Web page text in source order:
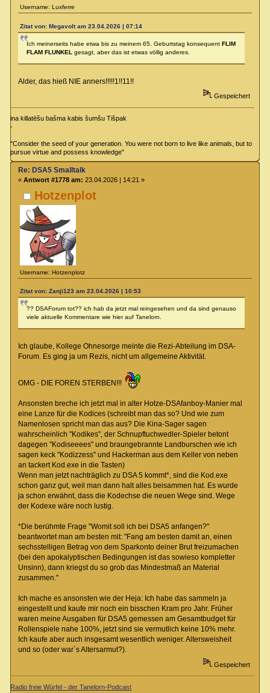
Username: Luxferre
Zitat von: Megavolt am 23.04.2026 | 07:14
Ich meinerseits habe etwa bis zu meinem 65. Geburtstag konsequent FLIM
FLAM FLUNKEL gesagt, aber das ist etwas völlig anderes.
Alder, das hieß NIE anners!!!!!1!!11!!
Gespeichert
ina killatēšu bašma kabis šumšu Tišpak
-
"Consider the seed of your generation. You were not born to live like animals, but to
pursue virtue and possess knowledge"
Hotzenplot
Username: Hotzenplotz
Re: DSA5 Smalltalk
« Antwort #1778 am: 23.04.2026 | 14:21 »
Zitat von: Zanji123 am 23.04.2026 | 10:53
?? DSAForum tot?? ich hab da jetzt mal reingesehen und da sind genauso
viele aktuelle Kommentare wie hier auf Tanelorn.
Ich glaube, Kollege Ohnesorge meinte die Rezi-Abteilung im DSA-
Forum. Es ging ja um Rezis, nicht um allgemeine Aktivität.
OMG - DIE FOREN STERBEN!!!
Ansonsten breche ich jetzt mal in alter Hotze-DSAfanboy-Manier mal
eine Lanze für die Kodices (schreibt man das so? Und wie zum
Namenlosen spricht man das aus? Die Kina-Sager sagen
wahrscheinlich "Kodikes", der Schnupftuchwedler-Spieler betont
dagegen "Kodiseeees" und braungebrannte Landburschen wie ich
sagen keck "Kodizzess" und Hackerman aus dem Keller von neben
an tackert Kod.exe in die Tasten)
Wenn man jetzt nachträglich zu DSA 5 kommt*, sind die Kod.exe
schon ganz gut, weil man dann halt alles beisammen hat. Es wurde
ja schon erwähnt, dass die Kodechse die neuen Wege sind. Wege
der Kodexe wäre noch lustig.
*Die berühmte Frage "Womit soll ich bei DSA5 anfangen?"
beantwortet man am besten mit: "Fang am besten damit an, einen
sechsstelligen Betrag von dem Sparkonto deiner Brut freizumachen
(bei den apokalyptischen Bedingungen ist das sowieso kompletter
Unsinn), dann kriegst du so grob das Mindestmaß an Material
zusammen."
Ich mache es ansonsten wie der Heja: Ich habe das sammeln ja
eingestellt und kaufe mir noch ein bisschen Kram pro Jahr. Früher
waren meine Ausgaben für DSA5 gemessen am Gesamtbudget für
Rollenspiele nahe 100%, jetzt sind sie vermutlich keine 10% mehr.
Ich kaufe aber auch insgesamt wesentlich weniger. Altersweisheit
und so (oder war´s Altersarmut?).
Gespeichert
Radio freie Würfel - der Tanelorn-Podcast